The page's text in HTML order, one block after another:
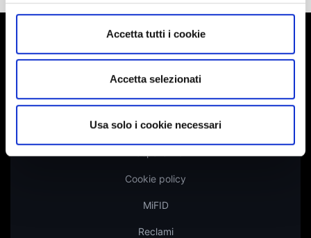
Accetta tutti i cookie
Accetta selezionati
Usa solo i cookie necessari
Dichiarazione di accessibilità
Privacy
Disclaimer
Cookie policy
MiFID
Reclami